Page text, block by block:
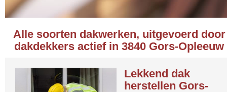
Alle soorten dakwerken, uitgevoerd door
dakdekkers actief in 3840 Gors-Opleeuw
Lekkend dak
herstellen Gors-